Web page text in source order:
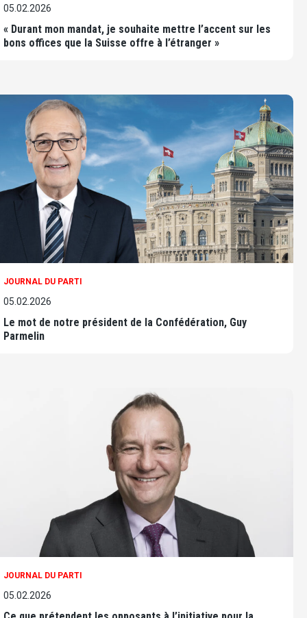
05.02.2026
« Durant mon mandat, je souhaite mettre l’accent sur les
bons offices que la Suisse offre à l’étranger »
JOURNAL DU PARTI
05.02.2026
Le mot de notre président de la Confédération, Guy
Parmelin
JOURNAL DU PARTI
05.02.2026